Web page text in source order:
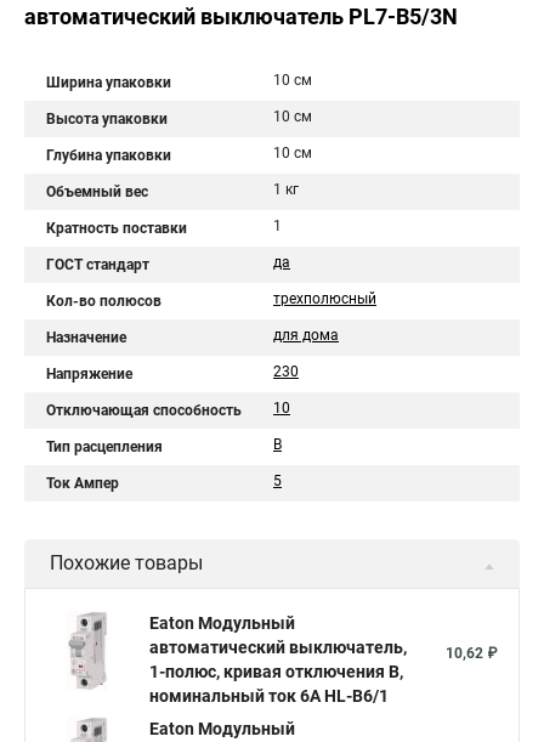
автоматический выключатель PL7-B5/3N
Ширина упаковки 10 см
Высота упаковки 10 см
Глубина упаковки 10 см
Объемный вес 1 кг
Кратность поставки 1
ГОСТ стандарт да
Кол-во полюсов трехполюсный
Назначение для дома
Напряжение 230
Отключающая способность 10
Тип расцепления B
Ток Ампер 5
Похожие товары
Eaton Модульный
автоматический выключатель,
1-полюс, кривая отключения B,
номинальный ток 6А HL-B6/1
10,62 ₽
Eaton Модульный